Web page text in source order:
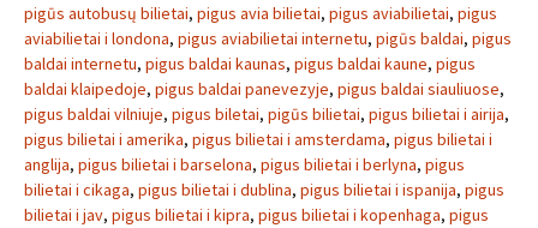
pigūs autobusų bilietai, pigus avia bilietai, pigus aviabilietai, pigus
aviabilietai i londona, pigus aviabilietai internetu, pigūs baldai, pigus
baldai internetu, pigus baldai kaunas, pigus baldai kaune, pigus
baldai klaipedoje, pigus baldai panevezyje, pigus baldai siauliuose,
pigus baldai vilniuje, pigus biletai, pigūs bilietai, pigus bilietai i airija,
pigus bilietai i amerika, pigus bilietai i amsterdama, pigus bilietai i
anglija, pigus bilietai i barselona, pigus bilietai i berlyna, pigus
bilietai i cikaga, pigus bilietai i dublina, pigus bilietai i ispanija, pigus
bilietai i jav, pigus bilietai i kipra, pigus bilietai i kopenhaga, pigus